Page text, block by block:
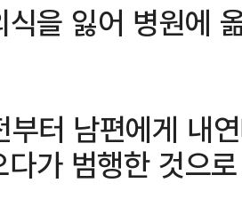
식을 잃어 병원에
터 남편에게 내
가 범행한 것으